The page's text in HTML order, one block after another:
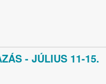
- JÚLIUS 11-15.